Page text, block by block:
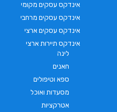
אינדקס עסקים מקומי
אינדקס עסקים מרחבי
אינדקס עסקים ארצי
אינדקס תיירות ארצי
לינה
חאנים
ספא וטיפולים
מסעדות ואוכל
אטרקציות